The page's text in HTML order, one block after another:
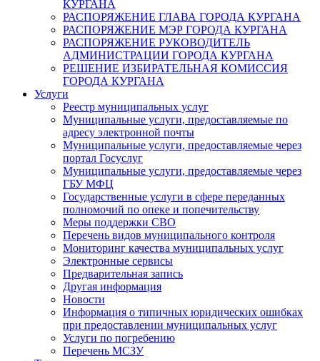
КУРГАНА
РАСПОРЯЖЕНИЕ ГЛАВА ГОРОДА КУРГАНА
РАСПОРЯЖЕНИЕ МЭР ГОРОДА КУРГАНА
РАСПОРЯЖЕНИЕ РУКОВОДИТЕЛЬ
АДМИНИСТРАЦИИ ГОРОДА КУРГАНА
РЕШЕНИЕ ИЗБИРАТЕЛЬНАЯ КОМИССИЯ
ГОРОДА КУРГАНА
Услуги
Реестр муниципальных услуг
Муниципальные услуги, предоставляемые по
адресу электронной почты
Муниципальные услуги, предоставляемые через
портал Госуслуг
Муниципальные услуги, предоставляемые через
ГБУ МФЦ
Государственные услуги в сфере переданных
полномочий по опеке и попечительству
Меры поддержки СВО
Перечень видов муниципального контроля
Мониторинг качества муниципальных услуг
Электронные сервисы
Предварительная запись
Другая информация
Новости
Информация о типичных юридических ошибках
при предоставлении муниципальных услуг
Услуги по погребению
Перечень МСЗУ